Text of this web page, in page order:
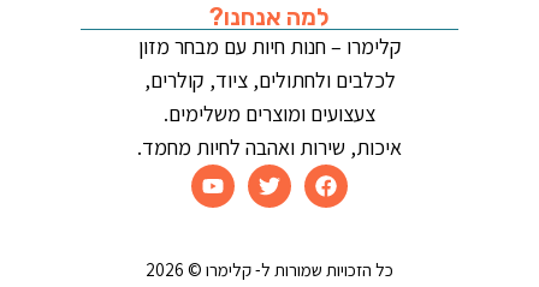
למה אנחנו?
קלימרו – חנות חיות עם מבחר מזון
לכלבים ולחתולים, ציוד, קולרים,
צעצועים ומוצרים משלימים.
איכות, שירות ואהבה לחיות מחמד.
כל הזכויות שמורות ל- קלימרו © 2026